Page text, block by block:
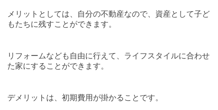
メリットとしては、自分の不動産なので、資産として子ど
もたちに残すことができます。
リフォームなども自由に行えて、ライフスタイルに合わせ
た家にすることができます。
デメリットは、初期費用が掛かることです。